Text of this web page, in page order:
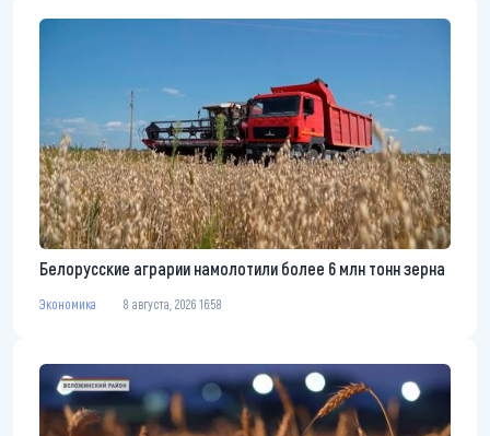
Белорусские аграрии намолотили более 6 млн тонн зерна
Экономика 8 августа, 2026 16:58